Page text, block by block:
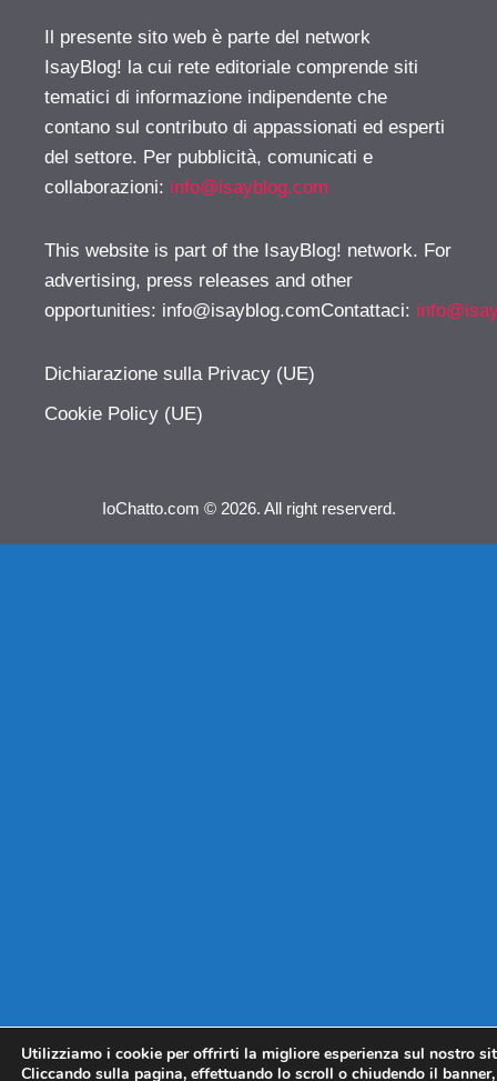
Il presente sito web è parte del network
IsayBlog! la cui rete editoriale comprende siti
tematici di informazione indipendente che
contano sul contributo di appassionati ed esperti
del settore. Per pubblicità, comunicati e
collaborazioni: info@isayblog.com
This website is part of the IsayBlog! network. For
advertising, press releases and other
opportunities: info@isayblog.comContattaci:
Dichiarazione sulla Privacy (UE)
Cookie Policy (UE)
IoChatto.com © 2026. All right reserverd.
Utilizziamo i cookie per offrirti la migliore esperienza sul nostro
Cliccando sulla pagina, effettuando lo scroll o chiudendo il